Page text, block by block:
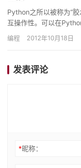
Python之所以被称为“
互操作性。可以在
的Dll或SO等，而
编程 2012年10月18日
发表评论
*昵称：